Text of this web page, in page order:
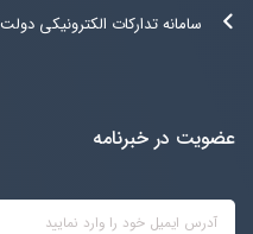
سامانه تدارکات الکترونیکی دولت
عضویت در خبرنامه